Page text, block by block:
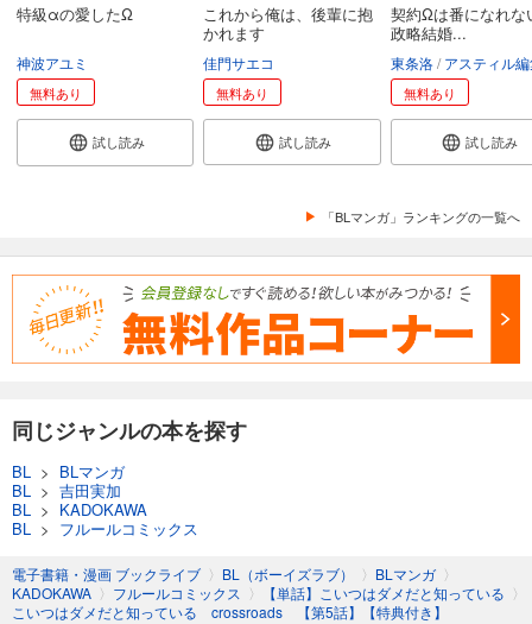
特級αの愛したΩ
神波アユミ
無料あり
試し読み
これから俺は、後輩に抱
かれます
佳門サエコ
無料あり
試し読み
契約Ωは番になれな
政略結婚...
東条洛 アスティル
無料あり
試し読み
「BLマンガ」ランキングの一覧へ
同じジャンルの本を探す
BL > BLマンガ
BL > 吉田実加
BL > KADOKAWA
BL > フルールコミックス
電子書籍・漫画 ブックライブ 〉 BL（ボーイズラブ） 〉 BLマンガ 〉
KADOKAWA 〉 フルールコミックス 〉 【単話】こいつはダメだと知っている 〉
こいつはダメだと知っている crossroads 【第5話】【特典付き】